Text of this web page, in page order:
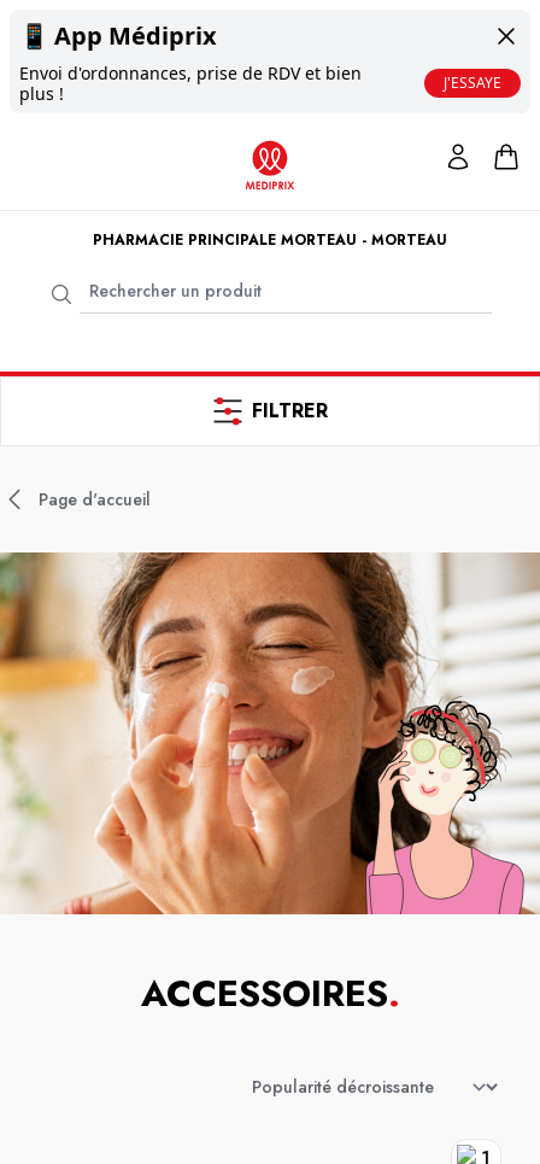
📱 App Médiprix
Envoi d'ordonnances, prise de RDV et bien
plus !
J'ESSAYE
PHARMACIE PRINCIPALE MORTEAU - MORTEAU
FILTRER
Page d'accueil
ACCESSOIRES.